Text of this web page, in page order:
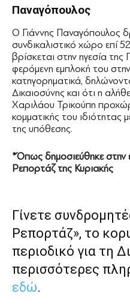
Παναγόπουλος
Ο Γιάννης Παναγόπουλος
συνδικαλιστικό χώρο επί
βρίσκεται στην ηγεσία
φερόμενη εμπλοκή του
κατηγορηματικά,
Δικαιοσύνης και ότι η
Χαριλάου Τρικούπη
κομματικής του ιδιότητας
της υπόθεσης.
*Όπως δημοσιεύθηκε
Ρεπορτάζ της Κυριακής
Γίνετε
Ρεπορτάζ», το
περιοδικό για τη
περισσότερες
εδώ.